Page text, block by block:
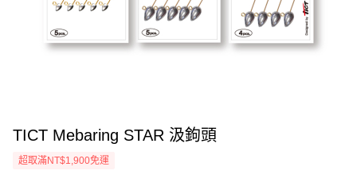
TICT Mebaring STAR 汲鉤頭
超取滿NT$1,900免運